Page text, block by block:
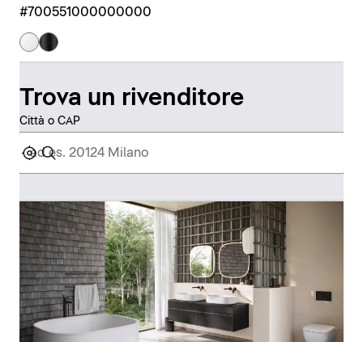
#700551000000000
Trova un rivenditore
Città o CAP